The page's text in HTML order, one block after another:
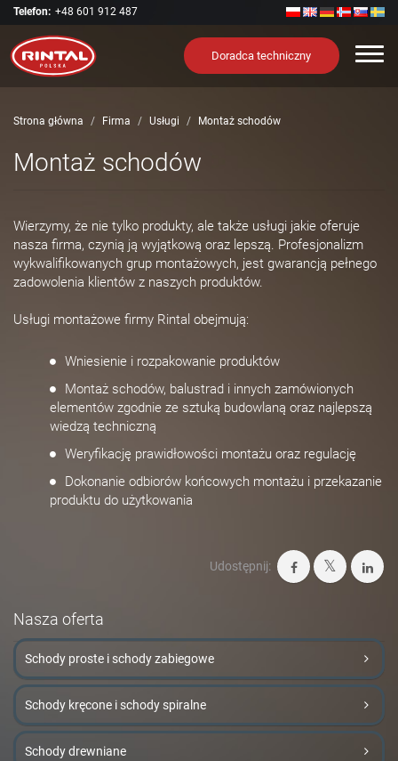
Telefon: +48 601 912 487
Doradca techniczny
Strona główna Firma Usługi Montaż schodów
Montaż schodów
Wierzymy, że nie tylko produkty, ale także usługi jakie oferuje
nasza firma, czynią ją wyjątkową oraz lepszą. Profesjonalizm
wykwalifikowanych grup montażowych, jest gwarancją pełnego
zadowolenia klientów z naszych produktów.
Usługi montażowe firmy Rintal obejmują:
Wniesienie i rozpakowanie produktów
Montaż schodów, balustrad i innych zamówionych
elementów zgodnie ze sztuką budowlaną oraz najlepszą
wiedzą techniczną
Weryfikację prawidłowości montażu oraz regulację
Dokonanie odbiorów końcowych montażu i przekazanie
produktu do użytkowania
Udostępnij:
Nasza oferta
Schody proste i schody zabiegowe
Schody kręcone i schody spiralne
Schody drewniane